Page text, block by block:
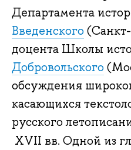
Департамента
Введенского
доцента Школы
Добровольского
обсуждения
касающихся
русского
XVII вв. Одной из